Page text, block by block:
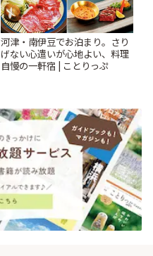
河津・南伊豆でお泊まり。さり
げない心遣いが心地よい、料理
自慢の一軒宿 | ことりっぷ